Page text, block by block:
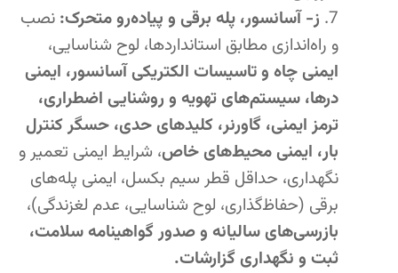
ز- آسانسور، پله برقی و پیاده‌رو متحرک: نصب
و راه‌اندازی مطابق استانداردها، لوح شناسایی،
ایمنی چاه و تاسیسات الکتریکی آسانسور، ایمنی
درها، سیستم‌های تهویه و روشنایی اضطراری،
ترمز ایمنی، گاورنر، کلیدهای حدی، حسگر کنترل
بار، ایمنی محیط‌های خاص، شرایط ایمنی تعمیر و
نگهداری، حداقل قطر سیم بکسل، ایمنی پله‌های
برقی (حفاظ‌گذاری، لوح شناسایی، عدم لغزندگی)،
بازرسی‌های سالیانه و صدور گواهینامه سلامت،
ثبت و نگهداری گزارشات.